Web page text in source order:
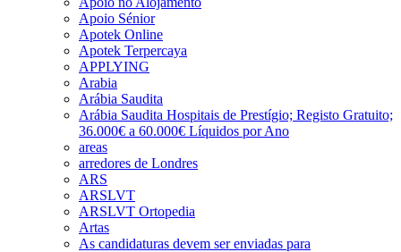
Apoio Sénior
Apotek Online
Apotek Terpercaya
APPLYING
Arabia
Arábia Saudita
Arábia Saudita Hospitais de Prestígio; Registo Gratuito;
36.000€ a 60.000€ Líquidos por Ano
areas
arredores de Londres
ARS
ARSLVT
ARSLVT Ortopedia
Artas
As candidaturas devem ser enviadas para